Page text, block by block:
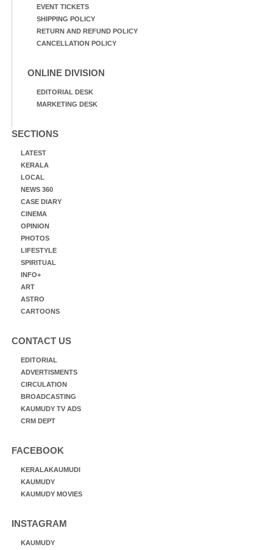
EVENT TICKETS
SHIPPING POLICY
RETURN AND REFUND POLICY
CANCELLATION POLICY
ONLINE DIVISION
EDITORIAL DESK
MARKETING DESK
SECTIONS
LATEST
KERALA
LOCAL
NEWS 360
CASE DIARY
CINEMA
OPINION
PHOTOS
LIFESTYLE
SPIRITUAL
INFO+
ART
ASTRO
CARTOONS
CONTACT US
EDITORIAL
ADVERTISMENTS
CIRCULATION
BROADCASTING
KAUMUDY TV ADS
CRM DEPT
FACEBOOK
KERALAKAUMUDI
KAUMUDY
KAUMUDY MOVIES
INSTAGRAM
KAUMUDY